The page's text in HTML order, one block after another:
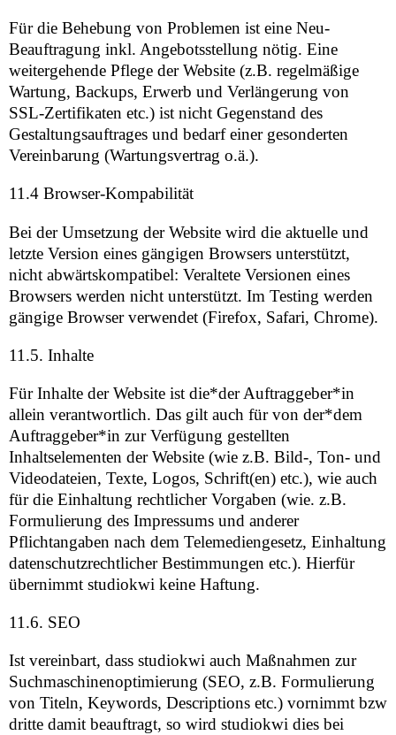
Für die Behebung von Problemen ist eine Neu-
Beauftragung inkl. Angebotsstellung nötig. Eine
weitergehende Pflege der Website (z.B. regelmäßige
Wartung, Backups, Erwerb und Verlängerung von
SSL-Zertifikaten etc.) ist nicht Gegenstand des
Gestaltungsauftrages und bedarf einer gesonderten
Vereinbarung (Wartungsvertrag o.ä.).
11.4 Browser-Kompabilität
Bei der Umsetzung der Website wird die aktuelle und
letzte Version eines gängigen Browsers unterstützt,
nicht abwärtskompatibel: Veraltete Versionen eines
Browsers werden nicht unterstützt. Im Testing werden
gängige Browser verwendet (Firefox, Safari, Chrome).
11.5. Inhalte
Für Inhalte der Website ist die*der Auftraggeber*in
allein verantwortlich. Das gilt auch für von der*dem
Auftraggeber*in zur Verfügung gestellten
Inhaltselementen der Website (wie z.B. Bild-, Ton- und
Videodateien, Texte, Logos, Schrift(en) etc.), wie auch
für die Einhaltung rechtlicher Vorgaben (wie. z.B.
Formulierung des Impressums und anderer
Pflichtangaben nach dem Telemediengesetz, Einhaltung
datenschutzrechtlicher Bestimmungen etc.). Hierfür
übernimmt studiokwi keine Haftung.
11.6. SEO
Ist vereinbart, dass studiokwi auch Maßnahmen zur
Suchmaschinenoptimierung (SEO, z.B. Formulierung
von Titeln, Keywords, Descriptions etc.) vornimmt bzw
dritte damit beauftragt, so wird studiokwi dies bei